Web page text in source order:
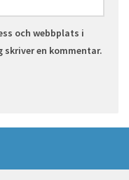
och webbplats i
en kommentar.